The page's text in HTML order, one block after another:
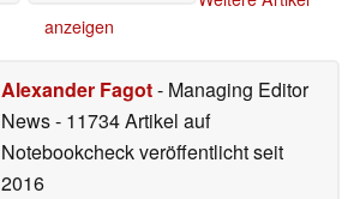
anzeigen
Alexander Fagot- Managing Editor
News- 11734 Artikel auf
Notebookcheck veröffentlichtseit
2016